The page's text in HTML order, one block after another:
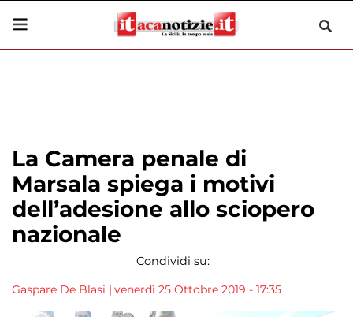
La Camera penale di
Marsala spiega i motivi
dell’adesione allo sciopero
nazionale
Condividi su:
Gaspare De Blasi | venerdì 25 Ottobre 2019 - 17:35